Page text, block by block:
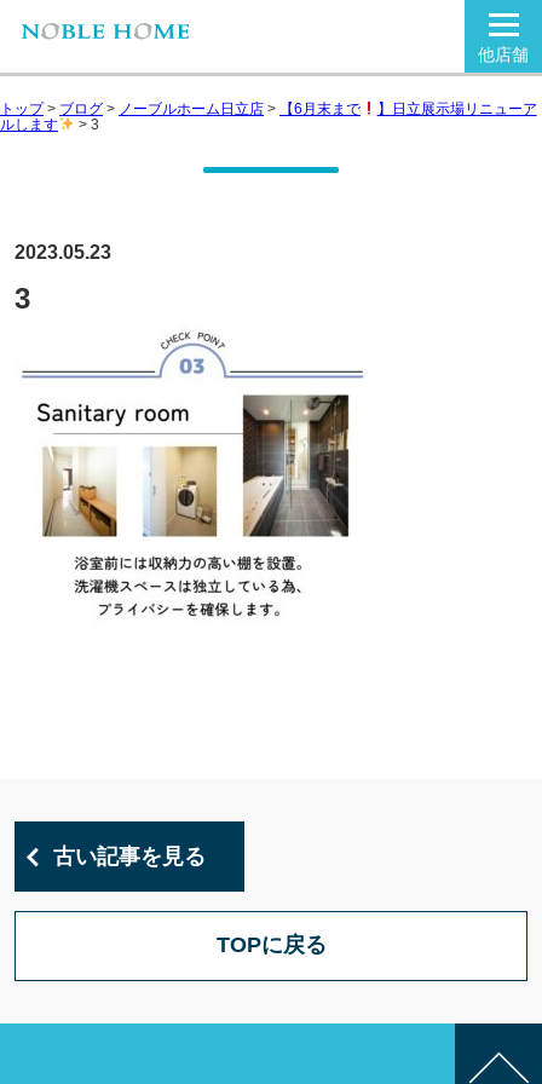
他店舗
トップ> ブログ > ノーブルホーム日立店 > 【6月末まで
】日立展示場リニューア
ルします
> 3
2023.05.23
3
古い記事を見る
TOPに戻る